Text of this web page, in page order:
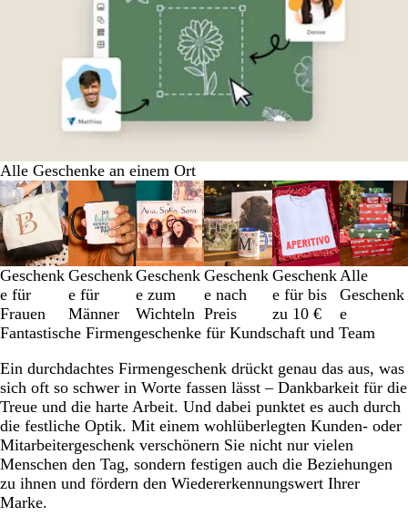
Alle Geschenke an einem Ort
Geschenk
e für
Frauen
Geschenk
e für
Männer
Geschenk
e zum
Wichteln
Geschenk
e nach
Preis
Geschenk
e für bis
zu 10 €
Alle
Geschenk
e
Galeriebilder
1
bis
3
von
6
Fantastische Firmengeschenke für Kundschaft und Team
Ein durchdachtes Firmengeschenk drückt genau das aus, was
sich oft so schwer in Worte fassen lässt – Dankbarkeit für die
Treue und die harte Arbeit. Und dabei punktet es auch durch
die festliche Optik. Mit einem wohlüberlegten Kunden- oder
Mitarbeitergeschenk verschönern Sie nicht nur vielen
Menschen den Tag, sondern festigen auch die Beziehungen
zu ihnen und fördern den Wiedererkennungswert Ihrer
Marke.